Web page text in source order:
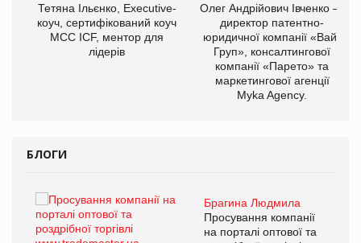
Тетяна Ільєнко, Executive-
коуч, сертифікований коуч
МСС ICF, ментор для
лідерів
Олег Андрійович Івченко —
директор патентно-
юридичної компанії «Вайз
Груп», консалтингової
компанії «Парето» та
маркетингової агенції
Myka Agency.
БЛОГИ
Брагина Людмила
Просування компанії
на порталі оптової та